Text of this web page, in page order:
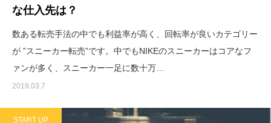
な仕入先は？
数ある転売手法の中でも利益率が高く、回転率が良いカテゴリー
が ”スニーカー転売”です。中でもNIKEのスニーカーはコアなフ
ァンが多く、スニーカー一足に数十万…
2019.03.7
START UP